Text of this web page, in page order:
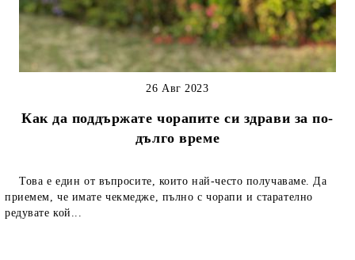
Как да поддържате чорапите си здрави за по-
дълго време
26 Авг 2023
Това е един от въпросите, които най-често получаваме. Да
приемем, че имате чекмедже, пълно с чорапи и старателно
редувате кой...